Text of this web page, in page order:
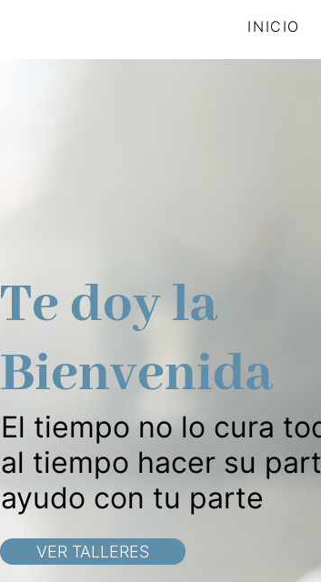
INICIO
Te doy la
Bienvenida
El tiempo no lo cura
al tiempo hacer su
ayudo con tu parte
VER TALLERES